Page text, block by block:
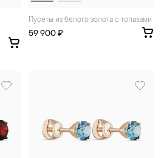
Пусеты из белого золота с топазами
59 900 ₽